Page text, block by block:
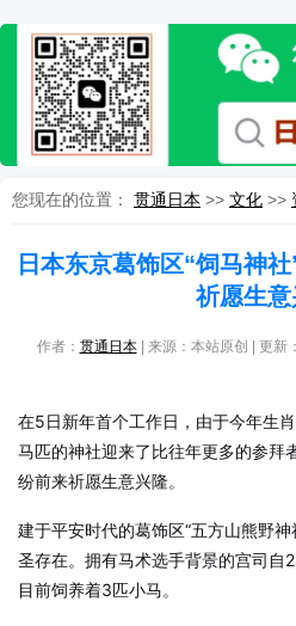
您现在的位置： 贯通日本 >> 文化 >>
日本东京葛饰区“饲马神
祈愿生
作者： 贯通日本| 来源：本站原创 | 更新
在5日新年首个工作日，由于今年生
马匹的神社迎来了比往年更多的参拜
纷前来祈愿生意兴隆。
建于平安时代的葛饰区“五方山熊野
圣存在。拥有马术选手背景的宫司自
目前饲养着3匹小马。